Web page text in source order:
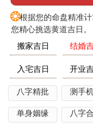
日。宜：搬家，入宅、
忌：装修，动土、安葬
见，木势极旺，木旺生
是锦上添花，但对于需
故是日搬家，宜多带水
水润木，平衡五行；吉
催旺丁财，但心脏不佳
❂根据您的命盘精准
您精心挑选黄道吉日。
搬家吉日
结婚
入宅吉日 开业
八字精批 测手
单身姻缘 八字